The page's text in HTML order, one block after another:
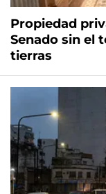
Propiedad
Senado sin el
tierras